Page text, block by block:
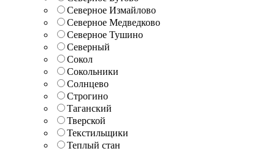
Северное Измайлово
Северное Медведково
Северное Тушино
Северный
Сокол
Сокольники
Солнцево
Строгино
Таганский
Тверской
Текстильщики
Теплый стан